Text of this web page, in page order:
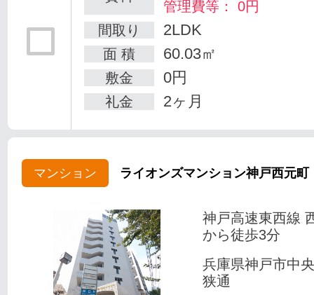
管理費等： 0円
間取り
2LDK
面 積 60.03㎡
敷金 0円
礼金 2ヶ月
マンション ライオンズマンション神戸西元町
神戸高速東西線
から徒歩3分
兵庫県神戸市中
狭通